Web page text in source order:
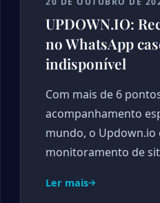
UPDOWN.IO:
no WhatsApp
indisponível
Com mais de 6
acompanhamento
mundo, o Updown.io
monitoramento de
Ler mais